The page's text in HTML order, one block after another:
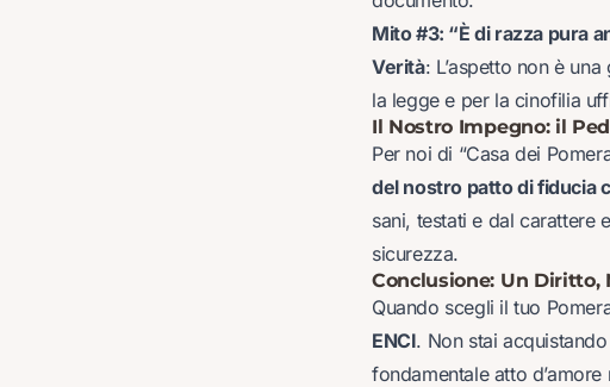
Mito #3: “È di razza pura
Verità: L’aspetto non è
la legge e per la cinofilia
Il Nostro Impegno: il
Per noi di “Casa dei
del nostro patto di fiducia
sani, testati e dal carattere
sicurezza.
Conclusione: Un Diritto,
Quando scegli il tuo
ENCI. Non stai
fondamentale atto